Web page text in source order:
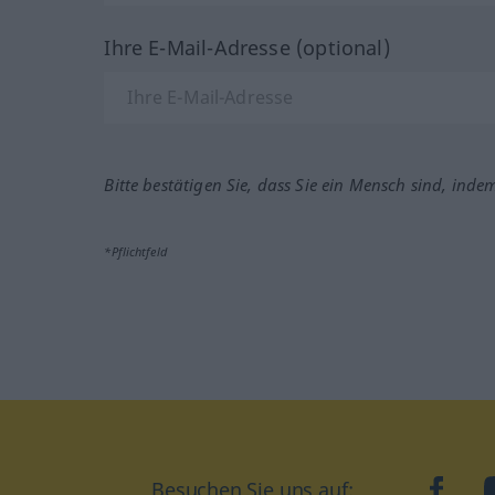
Ihre E-Mail-Adresse (optional)
Bitte bestätigen Sie, dass Sie ein Mensch sind,
*Pflichtfeld